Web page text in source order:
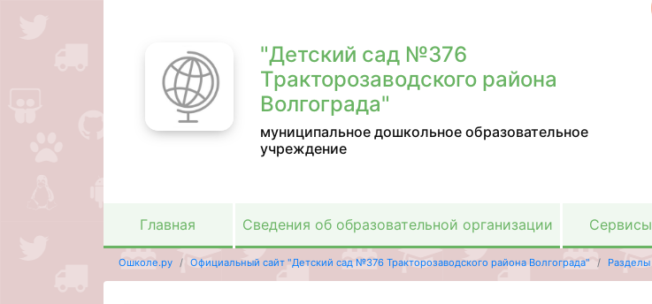
"Детский сад №376
Тракторозаводского района
Волгограда"
муниципальное дошкольное образовательное
учреждение
Главная Сведения об образовательной организации Сервисы
Ошколе.ру Официальный сайт "Детский сад №376 Тракторозаводского района Волгограда" Разделы